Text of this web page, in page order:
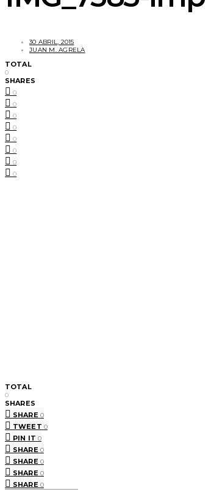
30 ABRIL, 2015
JUAN M. AGRELA
TOTAL
0
SHARES
0
0
0
0
0
0
0
0
TOTAL
0
SHARES
SHARE 0
TWEET 0
PIN IT 0
SHARE 0
SHARE 0
SHARE 0
SHARE 0